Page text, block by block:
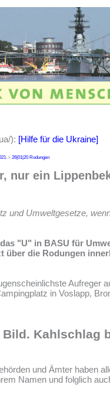
): [Hilfe für die Ukraine]
-> 26|01|20 Rodungen
nur ein
und Umweltgesetze,
"U" in BASU für
über die Rodungen
Aufreger
in Voslapp,
Kahlschlag
und Ämter haben
Namen und folglich